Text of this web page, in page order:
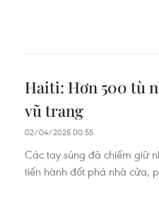
Haiti: Hơn 500 tù
vũ trang
02/04/2025 00:55
Các tay súng đã chiếm giữ
tiến hành đốt phá nhà cửa,